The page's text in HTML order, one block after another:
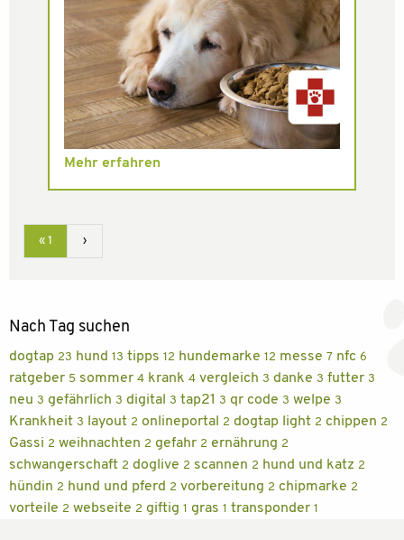
Mehr erfahren
« 1 ›
Nach Tag suchen
dogtap 23 hund 13 tipps 12 hundemarke 12 messe 7 nfc 6
ratgeber 5 sommer 4 krank 4 vergleich 3 danke 3 futter 3
neu 3 gefährlich 3 digital 3 tap21 3 qr code 3 welpe 3
Krankheit 3 layout 2 onlineportal 2 dogtap light 2 chippen 2
Gassi 2 weihnachten 2 gefahr 2 ernährung 2
schwangerschaft 2 doglive 2 scannen 2 hund und katz 2
hündin 2 hund und pferd 2 vorbereitung 2 chipmarke 2
vorteile 2 webseite 2 giftig 1 gras 1 transponder 1